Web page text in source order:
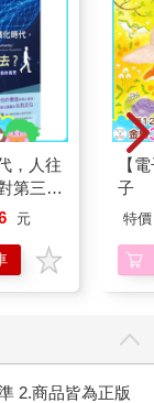
，人往
第三次
思
元
【
子
特價
2.商品皆為正版